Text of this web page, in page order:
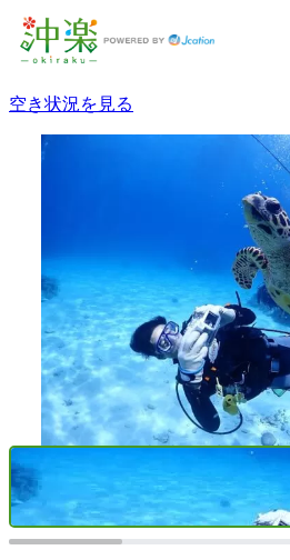
空き状況を見る